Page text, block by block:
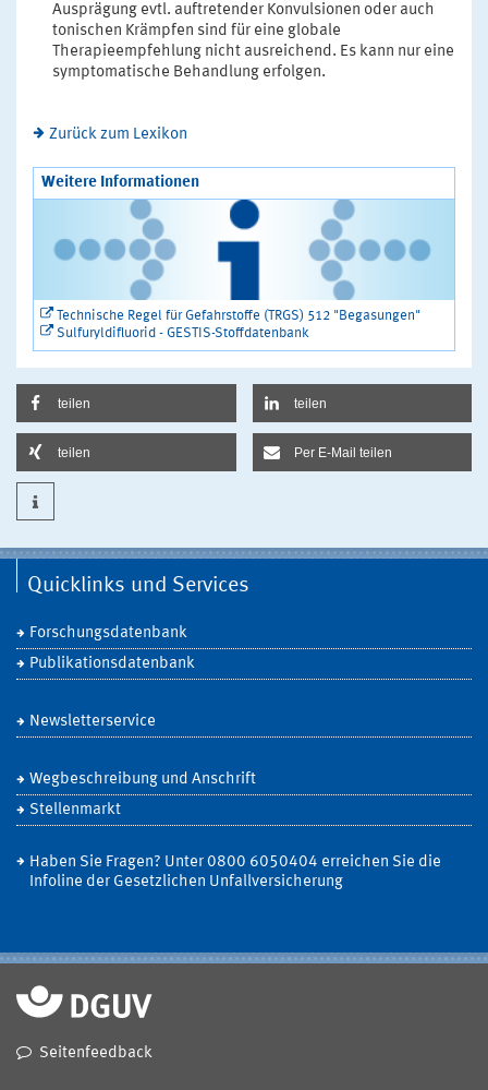
Ausprägung evtl. auftretender Konvulsionen oder auch
tonischen Krämpfen sind für eine globale
Therapieempfehlung nicht ausreichend. Es kann nur eine
symptomatische Behandlung erfolgen.
Zurück zum Lexikon
Weitere Informationen
Technische Regel für Gefahrstoffe (TRGS) 512 "Begasungen"
Sulfuryldifluorid - GESTIS-Stoffdatenbank
teilen teilen
teilen Per E-Mail teilen
Quicklinks und Services
Forschungsdatenbank
Publikationsdatenbank
Newsletterservice
Wegbeschreibung und Anschrift
Stellenmarkt
Haben Sie Fragen? Unter 0800 6050404 erreichen Sie die
Infoline der Gesetzlichen Unfallversicherung
Seitenfeedback